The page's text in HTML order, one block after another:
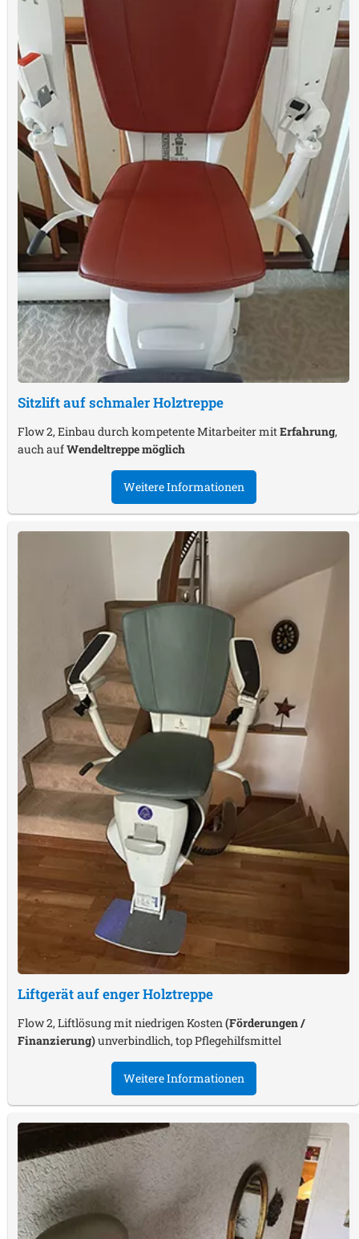
Sitzlift auf schmaler Holztreppe
Flow 2, Einbau durch kompetente Mitarbeiter mitErfahrung,
auch aufWendeltreppe möglich
Weitere Informationen
Liftgerät auf enger Holztreppe
Flow 2, Liftlösung mit niedrigen Kosten (Förderungen /
Finanzierung)unverbindlich, top Pflegehilfsmittel
Weitere Informationen